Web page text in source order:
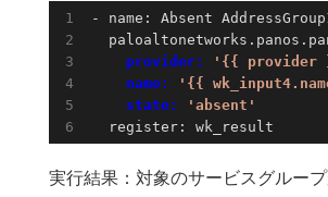
- name: Absent
    provider:
'{{ provider
    name:
'{{
    state:
'absent'
  register: wk_result
実行結果：対象のサービスグルー